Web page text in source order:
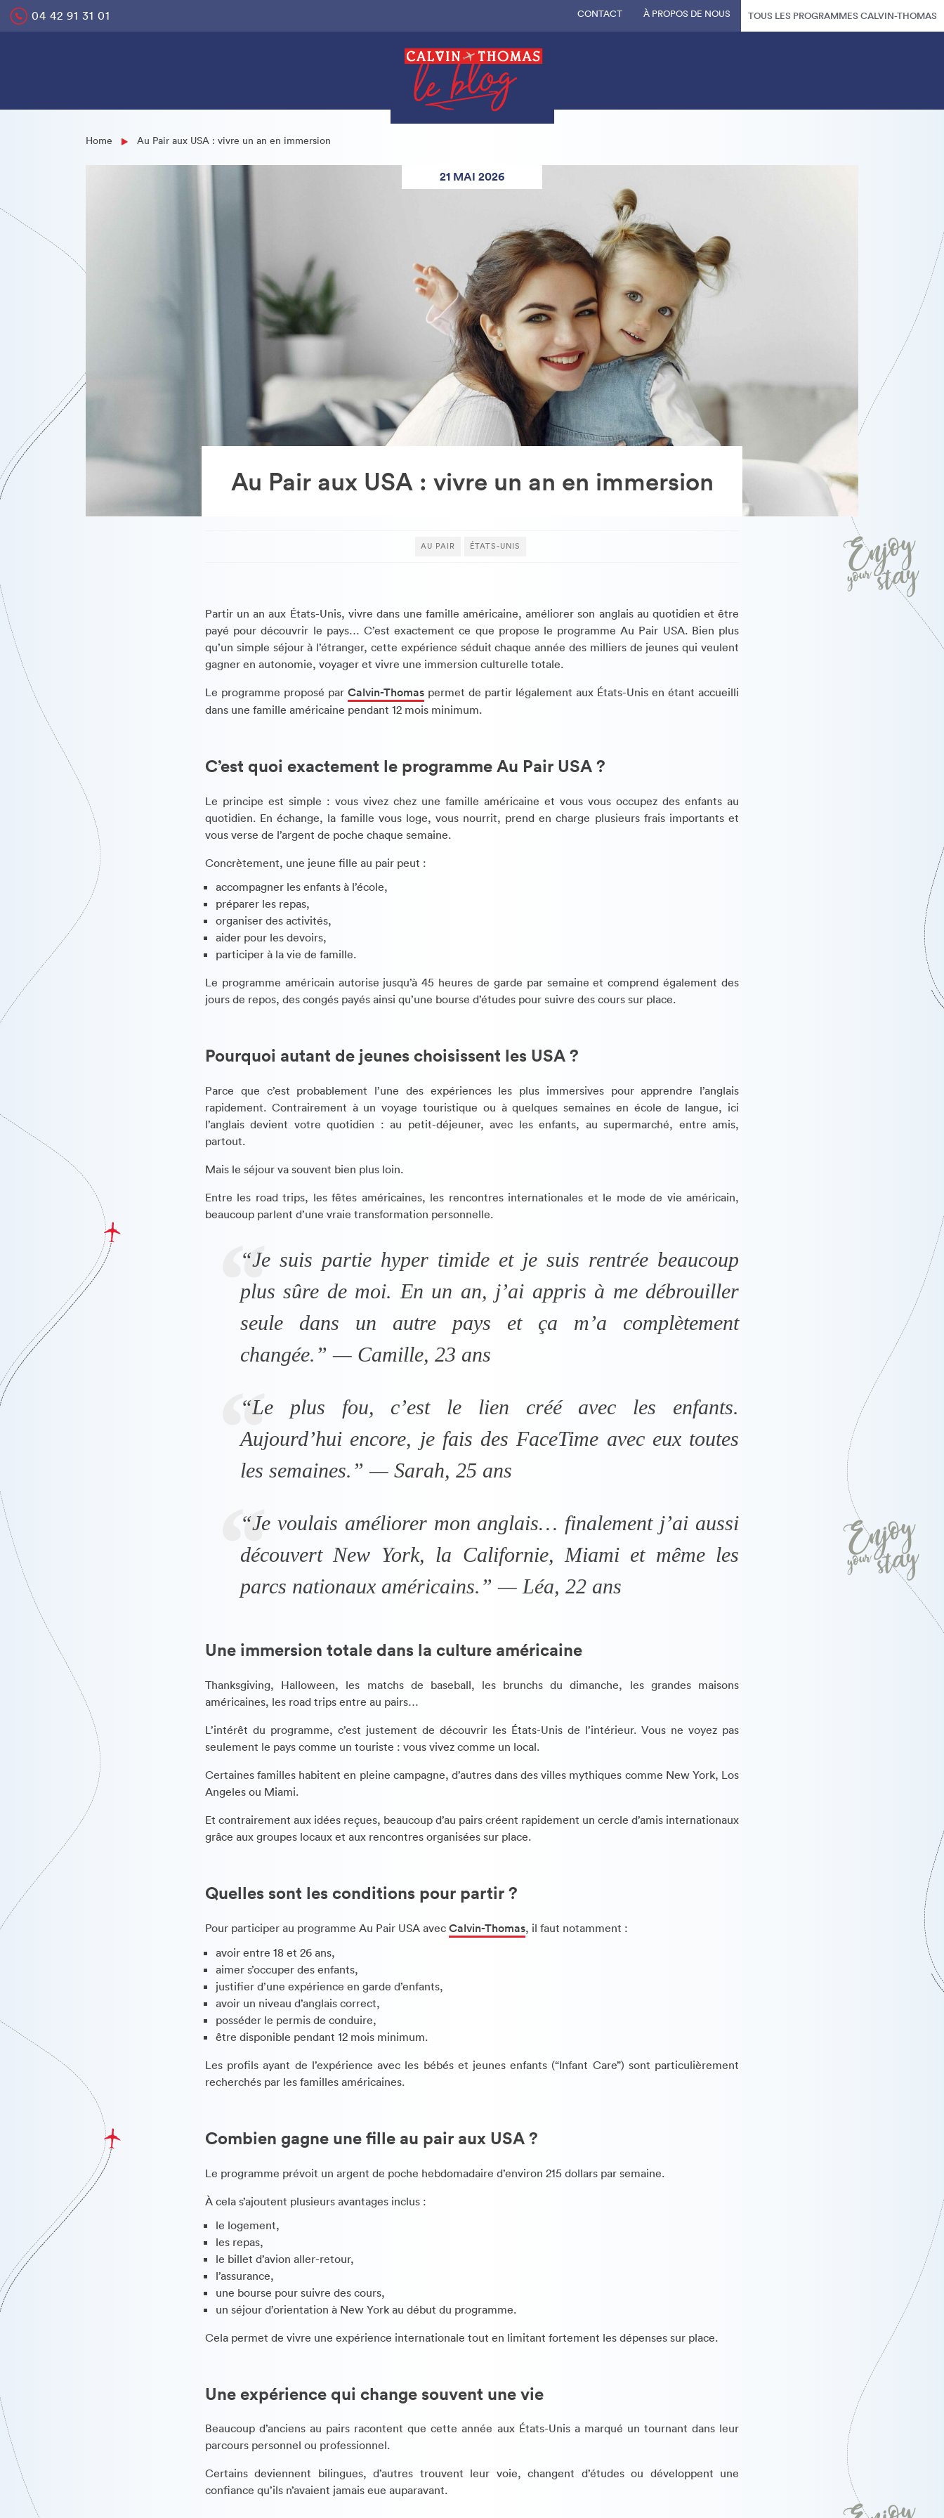
Skip
04 42 91 31 01 CONTACT À PROPOS DE NOUS TOUS LES PROGRAMMES CALVIN-THOMAS
Home Au Pair aux USA : vivre un an en immersion
Au Pair aux USA : vivre un an en immersion
21 MAI 2026
AU PAIR ÉTATS-UNIS
Partir un an aux États-Unis, vivre dans une famille américaine, améliorer son anglais au quotidien et être
payé pour découvrir le pays… C’est exactement ce que propose le programme Au Pair USA. Bien plus
qu’un simple séjour à l’étranger, cette expérience séduit chaque année des milliers de jeunes qui veulent
gagner en autonomie, voyager et vivre une immersion culturelle totale.
Le programme proposé par Calvin-Thomas permet de partir légalement aux États-Unis en étant accueilli
dans une famille américaine pendant 12 mois minimum.
C’est quoi exactement le programme Au Pair USA ?
Le principe est simple : vous vivez chez une famille américaine et vous vous occupez des enfants au
quotidien. En échange, la famille vous loge, vous nourrit, prend en charge plusieurs frais importants et
vous verse de l’argent de poche chaque semaine.
Concrètement, une jeune fille au pair peut :
accompagner les enfants à l’école,
préparer les repas,
organiser des activités,
aider pour les devoirs,
participer à la vie de famille.
Le programme américain autorise jusqu’à 45 heures de garde par semaine et comprend également des
jours de repos, des congés payés ainsi qu’une bourse d’études pour suivre des cours sur place.
Pourquoi autant de jeunes choisissent les USA ?
Parce que c’est probablement l’une des expériences les plus immersives pour apprendre l’anglais
rapidement. Contrairement à un voyage touristique ou à quelques semaines en école de langue, ici
l’anglais devient votre quotidien : au petit-déjeuner, avec les enfants, au supermarché, entre amis,
partout.
Mais le séjour va souvent bien plus loin.
Entre les road trips, les fêtes américaines, les rencontres internationales et le mode de vie américain,
beaucoup parlent d’une vraie transformation personnelle.
“Je suis partie hyper timide et je suis rentrée beaucoup
plus sûre de moi. En un an, j’ai appris à me débrouiller
seule dans un autre pays et ça m’a complètement
changée.” — Camille, 23 ans
“Le plus fou, c’est le lien créé avec les enfants.
Aujourd’hui encore, je fais des FaceTime avec eux toutes
les semaines.” — Sarah, 25 ans
“Je voulais améliorer mon anglais… finalement j’ai aussi
découvert New York, la Californie, Miami et même les
parcs nationaux américains.” — Léa, 22 ans
Une immersion totale dans la culture américaine
Thanksgiving, Halloween, les matchs de baseball, les brunchs du dimanche, les grandes maisons
américaines, les road trips entre au pairs…
L’intérêt du programme, c’est justement de découvrir les États-Unis de l’intérieur. Vous ne voyez pas
seulement le pays comme un touriste : vous vivez comme un local.
Certaines familles habitent en pleine campagne, d’autres dans des villes mythiques comme New York, Los
Angeles ou Miami.
Et contrairement aux idées reçues, beaucoup d’au pairs créent rapidement un cercle d’amis internationaux
grâce aux groupes locaux et aux rencontres organisées sur place.
Quelles sont les conditions pour partir ?
Pour participer au programme Au Pair USA avec Calvin-Thomas, il faut notamment :
avoir entre 18 et 26 ans,
aimer s’occuper des enfants,
justifier d’une expérience en garde d’enfants,
avoir un niveau d’anglais correct,
posséder le permis de conduire,
être disponible pendant 12 mois minimum.
Les profils ayant de l’expérience avec les bébés et jeunes enfants (“Infant Care”) sont particulièrement
recherchés par les familles américaines.
Combien gagne une fille au pair aux USA ?
Le programme prévoit un argent de poche hebdomadaire d’environ 215 dollars par semaine.
À cela s’ajoutent plusieurs avantages inclus :
le logement,
les repas,
le billet d’avion aller-retour,
l’assurance,
une bourse pour suivre des cours,
un séjour d’orientation à New York au début du programme.
Cela permet de vivre une expérience internationale tout en limitant fortement les dépenses sur place.
Une expérience qui change souvent une vie
Beaucoup d’anciens au pairs racontent que cette année aux États-Unis a marqué un tournant dans leur
parcours personnel ou professionnel.
Certains deviennent bilingues, d’autres trouvent leur voie, changent d’études ou développent une
confiance qu’ils n’avaient jamais eue auparavant.